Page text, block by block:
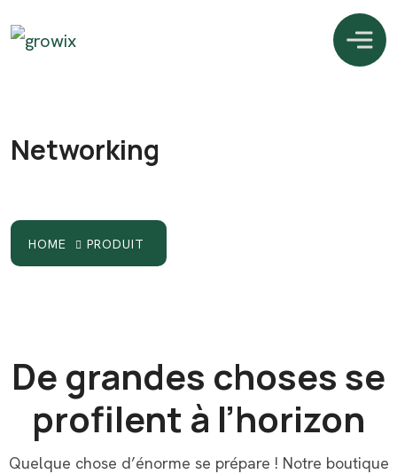
Networking
HOME PRODUIT
De grandes choses se
profilent à l’horizon
Quelque chose d’énorme se prépare ! Notre boutique